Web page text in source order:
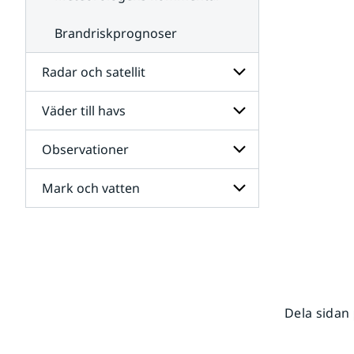
Brandriskprognoser
Radar och satellit
Undersidor
för
Radar
och
satellit
Väder till havs
Undersidor
för
Väder
till
havs
Observationer
Undersidor
för
Mark och vatten
Dela sidan